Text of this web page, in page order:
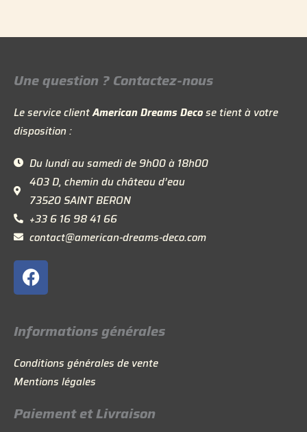
Une question ? Contactez-nous
Le service clientAmerican Dreams Decose tient à votre
disposition :
Du lundi au samedi de 9h00 à 18h00
403 D, chemin du château d’eau
73520 SAINT BERON
+33 6 16 98 41 66
contact@american-dreams-deco.com
F
a
c
e
b
o
o
k
Informations générales
Conditions générales de vente
Mentions légales
Paiement et Livraison